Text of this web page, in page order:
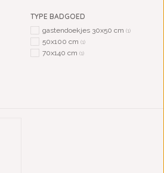
TYPE BADGOED
gastendoekjes 30x50 cm (1)
50x100 cm (1)
70x140 cm (1)